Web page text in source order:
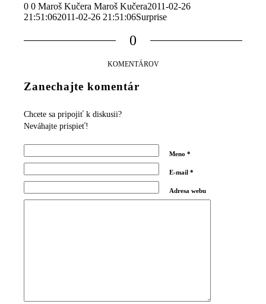
0 0 Maroš Kučera Maroš Kučera2011-02-26
21:51:062011-02-26 21:51:06Surprise
0
KOMENTÁROV
Zanechajte komentár
Chcete sa pripojiť k diskusii?
Neváhajte prispieť!
Meno*
E-mail*
Adresa webu